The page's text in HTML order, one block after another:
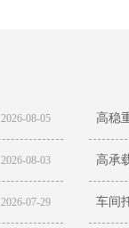
2026-08-05
2026-08-03
2026-07-29